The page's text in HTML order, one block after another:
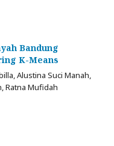
Bandung
K-Means
Alustina Suci Manah,
Ratna Mufidah